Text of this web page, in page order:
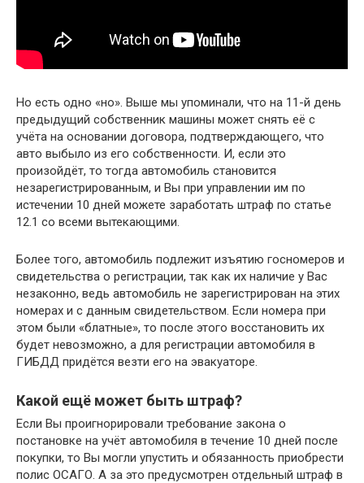
Но есть одно «но». Выше мы упоминали, что на 11-й день
предыдущий собственник машины может снять её с
учёта на основании договора, подтверждающего, что
авто выбыло из его собственности. И, если это
произойдёт, то тогда автомобиль становится
незарегистрированным, и Вы при управлении им по
истечении 10 дней можете заработать штраф по статье
12.1 со всеми вытекающими.
Более того, автомобиль подлежит изъятию госномеров и
свидетельства о регистрации, так как их наличие у Вас
незаконно, ведь автомобиль не зарегистрирован на этих
номерах и с данным свидетельством. Если номера при
этом были «блатные», то после этого восстановить их
будет невозможно, а для регистрации автомобиля в
ГИБДД придётся везти его на эвакуаторе.
Какой ещё может быть штраф?
Если Вы проигнорировали требование закона о
постановке на учёт автомобиля в течение 10 дней после
покупки, то Вы могли упустить и обязанность приобрести
полис ОСАГО. А за это предусмотрен отдельный штраф в